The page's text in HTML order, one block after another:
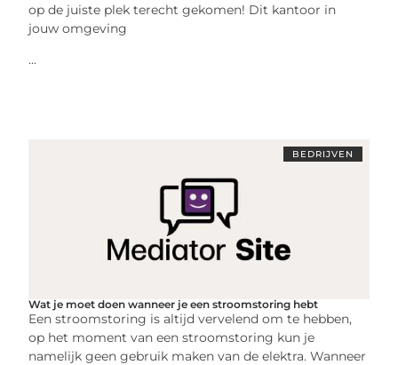
op de juiste plek terecht gekomen! Dit kantoor in
jouw omgeving
...
BEDRIJVEN
Wat je moet doen wanneer je een stroomstoring hebt
Een stroomstoring is altijd vervelend om te hebben,
op het moment van een stroomstoring kun je
namelijk geen gebruik maken van de elektra. Wanneer